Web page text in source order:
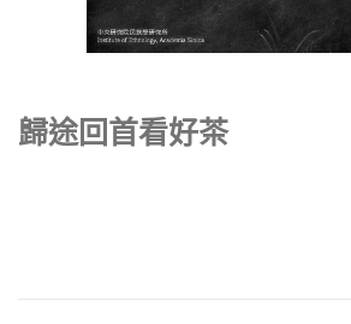
歸途回首看好茶